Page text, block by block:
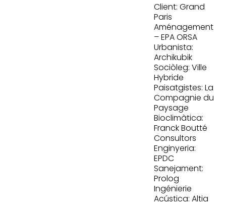
Client: Grand
Paris
Aménagement
– EPA ORSA
Urbanista:
Archikubik
Sociòleg: Ville
Hybride
Paisatgistes: La
Compagnie du
Paysage
Bioclimàtica:
Franck Boutté
Consultors
Enginyeria:
EPDC
Sanejament:
Prolog
Ingénierie
Acústica: Altia